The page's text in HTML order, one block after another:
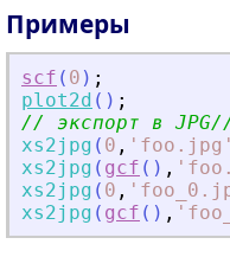
Примеры
scf ( 0 ) ;
plot2d ( ) ;
// экспорт в
xs2jpg ( 0 , ' foo.jpg '
xs2jpg ( gcf ( ) , '
xs2jpg ( 0 , '
xs2jpg ( gcf ( ) , '